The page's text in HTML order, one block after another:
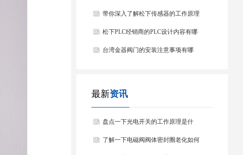
以及他们的特点
带你深入了解松下传感器的工作原理
以及分类
松下PLC经销商的PLC设计内容有哪
些？
台湾金器阀门的安装注意事项有哪
最新资讯
盘点一下光电开关的工作原理是什
么？
了解一下电磁阀阀体密封圈老化如何